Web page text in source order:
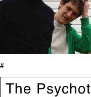
#
The